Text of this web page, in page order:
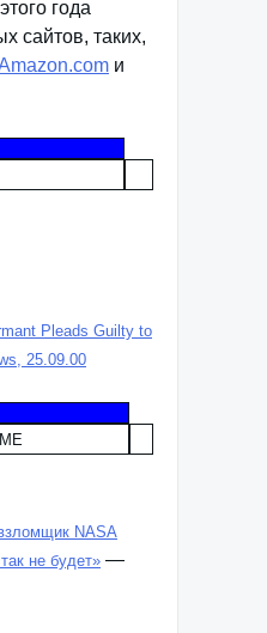
года
сайтов, таких,
и
Pleads Guilty to
25.09.00
NASA
не будет» —